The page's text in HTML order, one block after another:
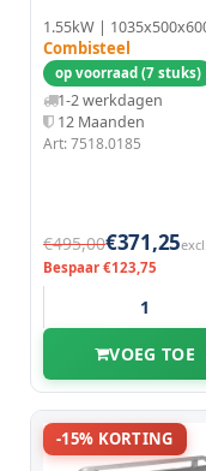
Combisteel
op voorraad (7 stuks)
1-2 werkdagen
12 Maanden
Art: 7518.0185
€495,00€371,25
Bespaar €123,75
VOEG TOE
-15% KORTING